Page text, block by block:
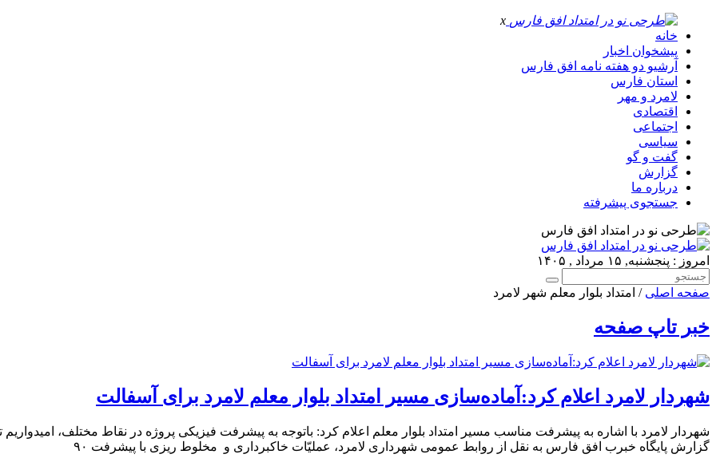
x
خانه
پیشخوان اخبار
آرشیو دو هفته نامه افق فارس
استان فارس
لامرد و مهر
اقتصادی
اجتماعی
سیاسی
گفت و گو
گزارش
درباره ما
جستجوی پیشرفته
امروز : پنجشنبه, ۱۵ مرداد , ۱۴۰۵
صفحه اصلی / امتداد بلوار معلم شهر لامرد
خبر تاپ صفحه
شهردار لامرد اعلام کرد:آماده‌سازی مسیر امتداد بلوار معلم لامرد برای آسفالت
شهردار لامرد با اشاره به پیشرفت مناسب مسیر امتداد بلوار معلم اعلام کرد: باتوجه به پیشرفت فیزیکی پروژه در نقاط مختلف، امیدواریم
گزارش پایگاه خبرب افق فارس به نقل از روابط عمومی شهرداری لامرد، عملیّات خاکبرداری و مخلوط ریزی با پیشرفت ۹۰